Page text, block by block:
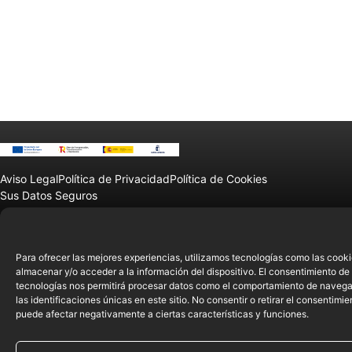
Para ofrecer las mejores experiencias, utilizamos tecnologías como las
almacenar y/o acceder a la información del dispositivo. El consentimiento de
tecnologías nos permitirá procesar datos como el comportamiento de
las identificaciones únicas en este sitio. No consentir o retirar el
puede afectar negativamente a ciertas características y funciones.
Aviso LegalPolítica de PrivacidadPolítica de Cookies
Sus Datos Seguros